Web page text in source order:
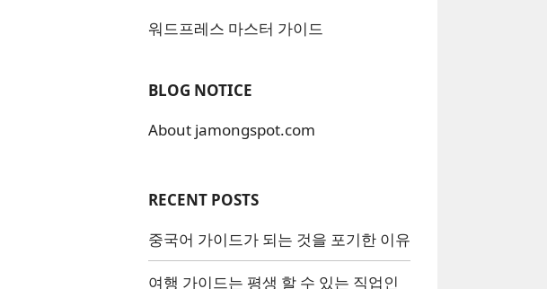
워드프레스 마스터 가이드
BLOG NOTICE
About jamongspot.com
RECENT POSTS
중국어 가이드가 되는 것을 포기한 이유
여행 가이드는 평생 할 수 있는 직업인